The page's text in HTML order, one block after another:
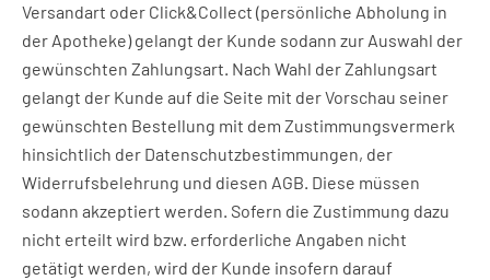
Versandart oder Click&Collect (persönliche Abholung in
der Apotheke) gelangt der Kunde sodann zur Auswahl der
gewünschten Zahlungsart. Nach Wahl der Zahlungsart
gelangt der Kunde auf die Seite mit der Vorschau seiner
gewünschten Bestellung mit dem Zustimmungsvermerk
hinsichtlich der Datenschutzbestimmungen, der
Widerrufsbelehrung und diesen AGB. Diese müssen
sodann akzeptiert werden. Sofern die Zustimmung dazu
nicht erteilt wird bzw. erforderliche Angaben nicht
getätigt werden, wird der Kunde insofern darauf